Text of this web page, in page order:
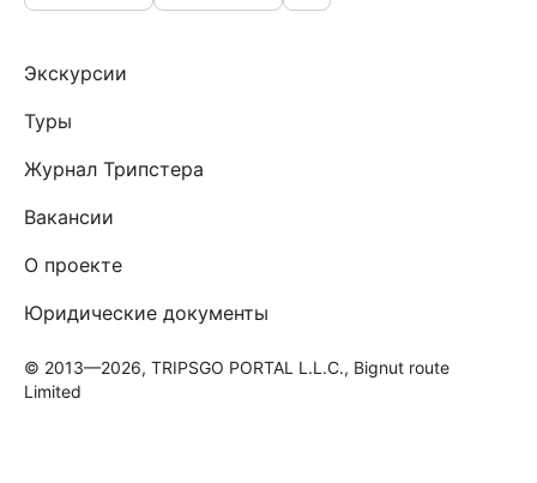
Экскурсии
Туры
Журнал Трипстера
Вакансии
О проекте
Юридические документы
© 2013—2026, TRIPSGO PORTAL L.L.C., Bignut route
Limited